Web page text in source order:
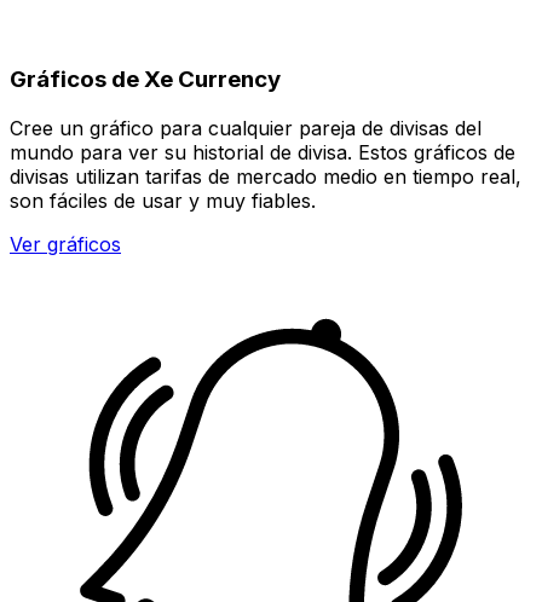
Gráficos de Xe Currency
Cree un gráfico para cualquier pareja de divisas del
mundo para ver su historial de divisa. Estos gráficos de
divisas utilizan tarifas de mercado medio en tiempo real,
son fáciles de usar y muy fiables.
Ver gráficos